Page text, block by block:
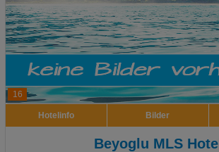
16
Hotelinfo Bilder
Beyoglu MLS Hotel